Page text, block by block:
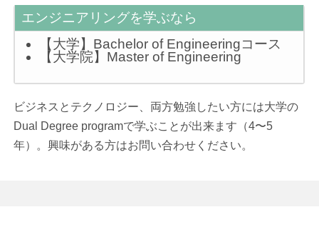
エンジニアリングを学ぶなら
【大学】Bachelor of Engineeringコース
【大学院】Master of Engineering
ビジネスとテクノロジー、両方勉強したい方には大学の
Dual Degree programで学ぶことが出来ます（4〜5
年）。興味がある方はお問い合わせください。